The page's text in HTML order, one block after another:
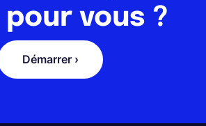
vous ?
Démarrer ›